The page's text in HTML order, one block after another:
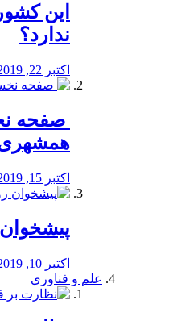
این
ندارد؟
اکتبر 22, 2019
صفحه
همشهری
اکتبر 15, 2019
اکتبر 10, 2019
علم و فناوری